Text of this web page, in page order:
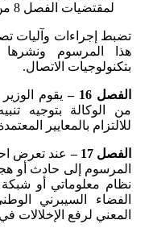
لمقتضيات الفصل 8 من هذا المرسوم.
هذا المرسوم
بتكنولوجيات الاتصال.
الفصل 16 –
يقوم
من الوكالة بتوجيه
للالتزام بالمعايير
الفصل 17 –
المرسوم إلى حادث أو
نظام معلوماتي أو
الفضاء السيبرني
المعني لرفع الإخلالات في